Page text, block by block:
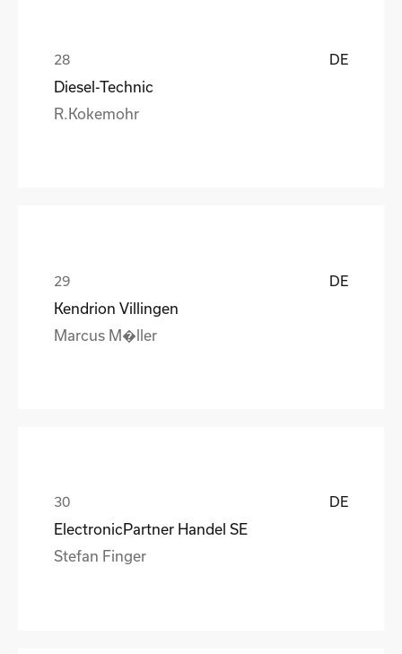
DE
Diesel-Technic
R.Kokemohr
DE
Kendrion Villingen
Marcus M�ller
DE
ElectronicPartner Handel SE
Stefan Finger